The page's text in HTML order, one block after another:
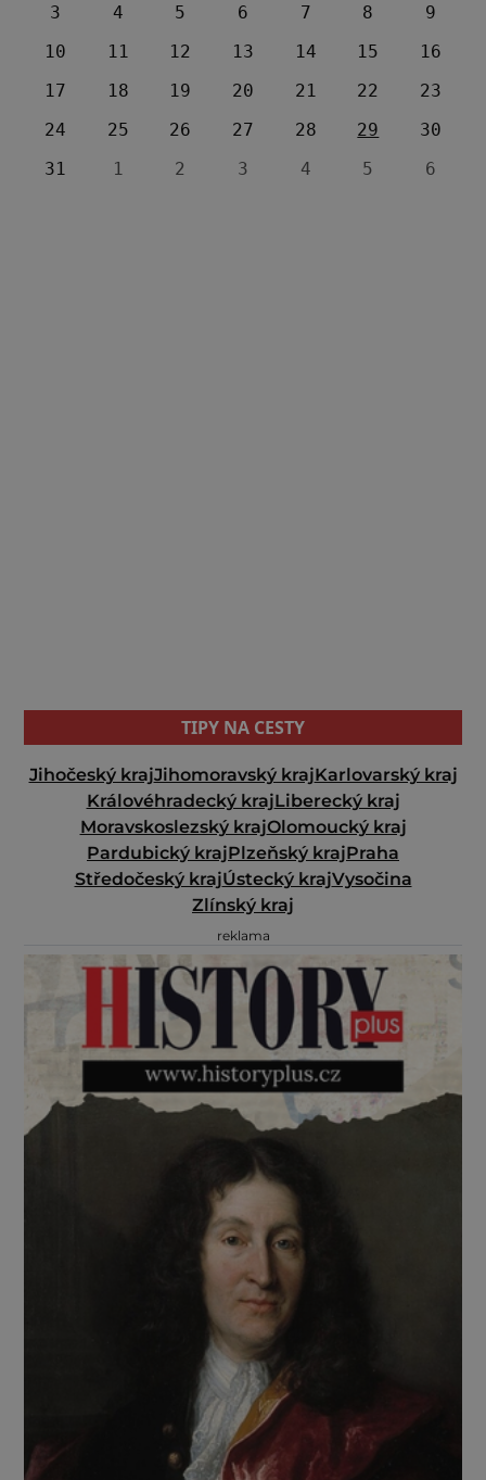
3
4 5 6 7 8
9
10
11 12 13 14 15
16
17
18 19 20 21 22
23
24
25 26 27 28 29
30
31
1 2 3 4 5 6
TIPY NA CESTY
Jihočeský krajJihomoravský krajKarlovarský kraj
Královéhradecký krajLiberecký kraj
Moravskoslezský krajOlomoucký kraj
Pardubický krajPlzeňský krajPraha
Středočeský krajÚstecký krajVysočina
Zlínský kraj
reklama